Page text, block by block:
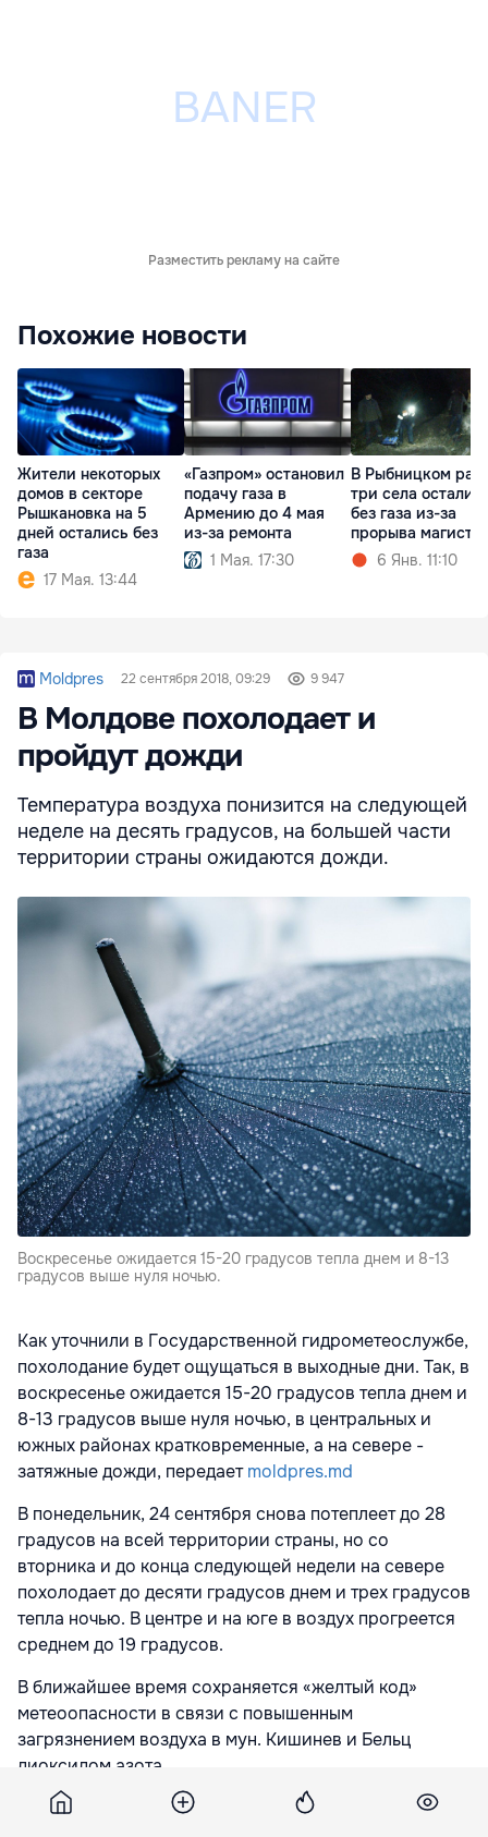
Разместить рекламу на сайте
Похожие новости
Жители некоторых
домов в секторе
Рышкановка на 5
дней остались без
газа
17 Мая. 13:44
«Газпром» остановил
подачу газа в
Армению до 4 мая
из-за ремонта
1 Мая. 17:30
В Рыбницком
три села
без газа из-за
прорыва
6 Янв. 11:10
Moldpres 22 сентября 2018, 09:29 9 947
В Молдове похолодает и
пройдут дожди
Температура воздуха понизится на следующей
неделе на десять градусов, на большей части
территории страны ожидаются дожди.
Воскресенье ожидается 15-20 градусов тепла днем и 8-13
градусов выше нуля ночью.
Как уточнили в Государственной гидрометеослужбе,
похолодание будет ощущаться в выходные дни. Так, в
воскресенье ожидается 15-20 градусов тепла днем и
8-13 градусов выше нуля ночью, в центральных и
южных районах кратковременные, а на севере -
затяжные дожди, передаетmoldpres.md
В понедельник, 24 сентября снова потеплеет до 28
градусов на всей территории страны, но со
вторника и до конца следующей недели на севере
похолодает до десяти градусов днем и трех градусов
тепла ночью. В центре и на юге в воздух прогреется
среднем до 19 градусов.
В ближайшее время сохраняется «желтый код»
метеоопасности в связи с повышенным
загрязнением воздуха в мун. Кишинев и Бельц
диоксидом азота.
Подпишитесь на новости Point.md в Google